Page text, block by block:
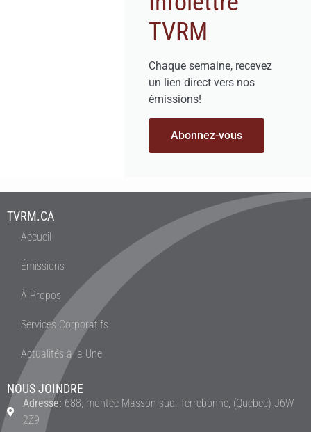
TVRM
Chaque semaine, recevez
un lien direct vers nos
émissions!
Abonnez-vous
TVRM.CA
Accueil
Émissions
À Propos
Services Corporatifs
Actualités à la Une
NOUS JOINDRE
Adresse: 688, montée Masson sud, Terrebonne, (Québec) J6W
2Z9